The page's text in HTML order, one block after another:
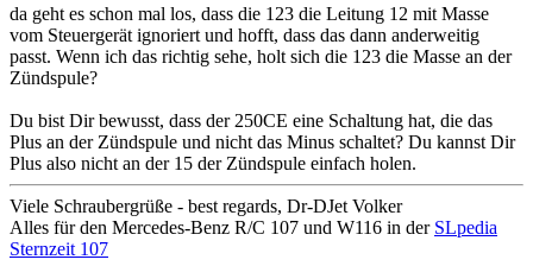
da geht es schon mal los, dass die 123 die Leitung 12 mit Masse
vom Steuergerät ignoriert und hofft, dass das dann anderweitig
passt. Wenn ich das richtig sehe, holt sich die 123 die Masse an der
Zündspule?
Du bist Dir bewusst, dass der 250CE eine Schaltung hat, die das
Plus an der Zündspule und nicht das Minus schaltet? Du kannst Dir
Plus also nicht an der 15 der Zündspule einfach holen.
Viele Schraubergrüße - best regards, Dr-DJet Volker
Alles für den Mercedes-Benz R/C 107 und W116 in der SLpedia
Sternzeit 107